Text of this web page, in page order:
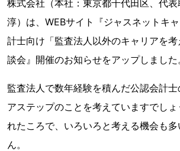
株式会社（本社：東京都千代田区、代
淳）は、WEBサイト『ジャスネットキ
計士向け「監査法人以外のキャリアを
談会』開催のお知らせをアップしました
監査法人で数年経験を積んだ公認会計士
アステップのことを考えていますでし
れたころで、いろいろと考える機会も
ん。